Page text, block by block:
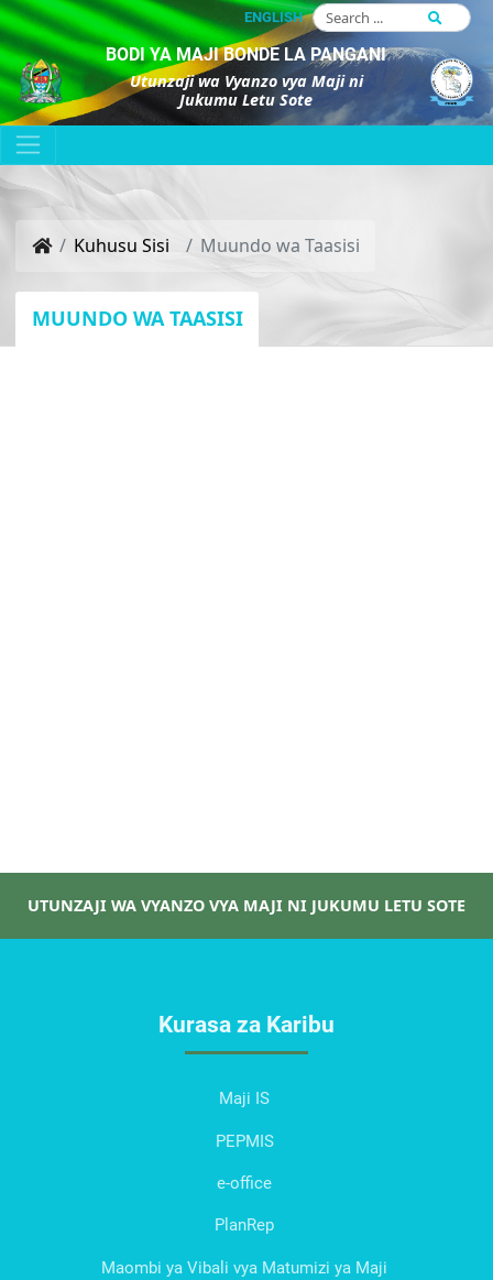
ENGLISH
BODI YA MAJI BONDE LA PANGANI
Utunzaji wa Vyanzo vya Maji ni
Jukumu Letu Sote
Kuhusu Sisi Muundo wa Taasisi
MUUNDO WA TAASISI
UTUNZAJI WA VYANZO VYA MAJI NI JUKUMU LETU SOTE
Kurasa za Karibu
Maji IS
PEPMIS
e-office
PlanRep
Maombi ya Vibali vya Matumizi ya Maji